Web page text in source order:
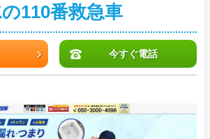
110番救急車
今すぐ電話